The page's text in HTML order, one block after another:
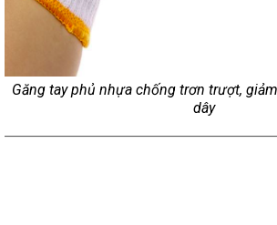
Găng tay phủ nhựa chống trơn trượt,
dây